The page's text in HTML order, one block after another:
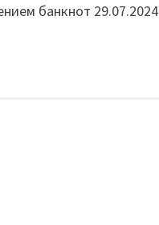
банкнот 29.07.2024